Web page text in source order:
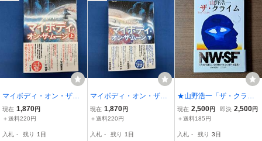
マイボディ・オン・ザ・
ムーン 上 矢野アロウ
現在 1,870円
＋送料220円
入札 - 残り 1日
マイボディ・オン・ザ・
ムーン 下 矢野アロウ
現在 1,870円
＋送料220円
入札 - 残り 1日
★山野浩一「ザ・クライ
ム」★冬樹社★単行本19
78年初版第1刷★帯★状
現在 2,500円 即決 2,500円
＋送料185円
入札 - 残り 3日